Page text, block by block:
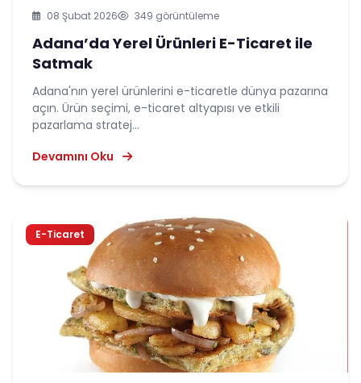
08 Şubat 2026 349 görüntüleme
Adana’da Yerel Ürünleri E-Ticaret ile
Satmak
Adana'nın yerel ürünlerini e-ticaretle dünya pazarına
açın. Ürün seçimi, e-ticaret altyapısı ve etkili
pazarlama stratej...
Devamını Oku
E-Ticaret